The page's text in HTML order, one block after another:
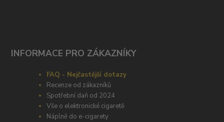
INFORMACE PRO ZÁKAZNÍKY
FAQ - Nejčastější dotazy
Recenze od zákazníků
Spotřební daň od 2024
Vše o elektronické cigaretě
Náplně do e-cigarety